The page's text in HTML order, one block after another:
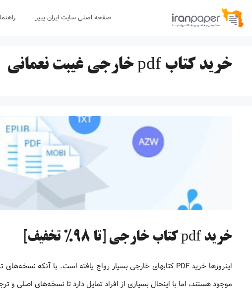
پرش
صفحه اصلی سایت ایران پیپر
خرید کتاب pdf خارجی غیبت نعمانی
خرید pdf کتاب خارجی [تا 98% تخفیف]
موجود هستند، اما با اینحال بسیاری از افراد تمایل دارد تا نسخه‌های اصلی